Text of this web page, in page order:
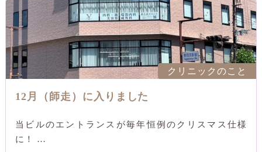
クリニックのこと
12月（師走）に入りました
当ビルのエントランスが毎年恒例のクリスマス仕様
に！ …